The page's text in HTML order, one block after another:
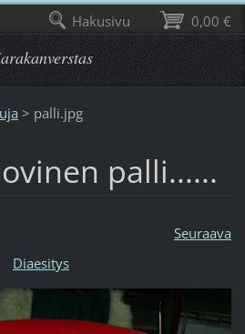
> palli.jpg
palli......
Seuraava
Diaesitys
0,00 €
Hakusivu